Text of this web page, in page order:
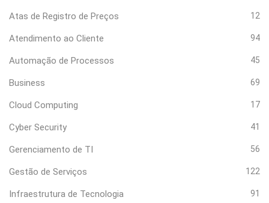
Atas de Registro de Preços 12
Atendimento ao Cliente 94
Automação de Processos 45
Business 69
Cloud Computing 17
Cyber Security 41
Gerenciamento de TI 56
Gestão de Serviços 122
Infraestrutura de Tecnologia 91